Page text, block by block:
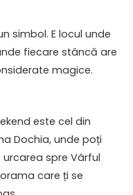
simbol. E locul unde
fiecare stâncă are
magice.
este cel din
Dochia, unde poți
spre Vârful
care ți se